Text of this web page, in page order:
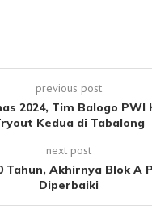
previous post
2024, Tim Balogo PWI
Kedua di Tabalong
next post
Tahun, Akhirnya Blok A
Diperbaiki